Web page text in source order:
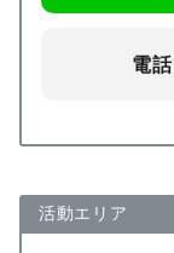
電
活動エリア